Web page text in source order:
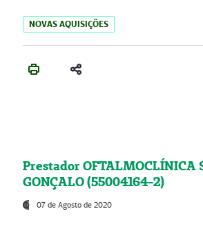
NOVAS AQUISIÇÕES
Prestador OFTALMOCLÍNICA
GONÇALO (55004164-2)
07 de Agosto de 2020